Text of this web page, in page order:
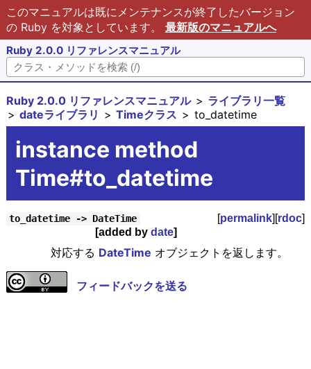
このマニュアルは既にメンテナンスが終了したバージョン
の Ruby を対象としています。 最新版のマニュアルへ
Ruby 2.0.0 リファレンスマニュアル
Ruby 2.0.0 リファレンスマニュアル
ライブラリ一覧
dateライブラリ
Timeクラス to_datetime
instance method
Time#to_datetime
to_datetime -> DateTime [permalink][rdoc]
[added by date]
対応する DateTime オブジェクトを返します。
フィードバックを送る